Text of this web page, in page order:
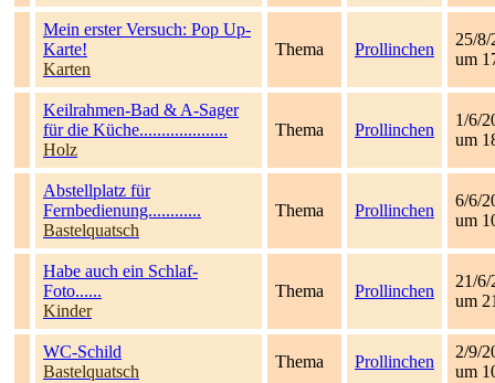
Mein erster Versuch: Pop Up-
Karte!
Karten
Thema Prollinchen
25/8/
um
Keilrahmen-Bad & A-Sager
für die Küche....................
Holz
Thema Prollinchen
1/6/
um
Abstellplatz für
Fernbedienung............
Bastelquatsch
Thema Prollinchen
6/6/
um
Habe auch ein Schlaf-
Foto......
Kinder
Thema Prollinchen
21/6/
um
WC-Schild
Bastelquatsch
Thema Prollinchen
2/9/
um